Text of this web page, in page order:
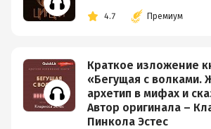
4.7 Премиум
Краткое изложение
«Бегущая с волками.
архетип в мифах и
Автор оригинала –
Пинкола Эстес